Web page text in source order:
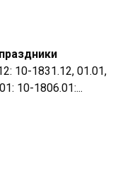
10-1831.12, 01.01,
10-1806.01:...